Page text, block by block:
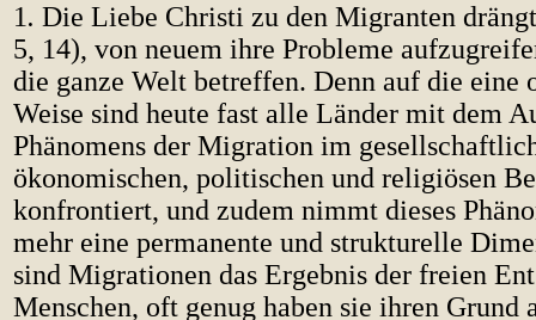
1. Die Liebe Christi zu den Migranten
5, 14), von neuem ihre Probleme
die ganze Welt betreffen. Denn auf die eine
Weise sind heute fast alle Länder mit dem
Phänomens der Migration im
ökonomischen, politischen und religiösen
konfrontiert, und zudem nimmt dieses
mehr eine permanente und strukturelle
sind Migrationen das Ergebnis der freien
Menschen, oft genug haben sie ihren Grund